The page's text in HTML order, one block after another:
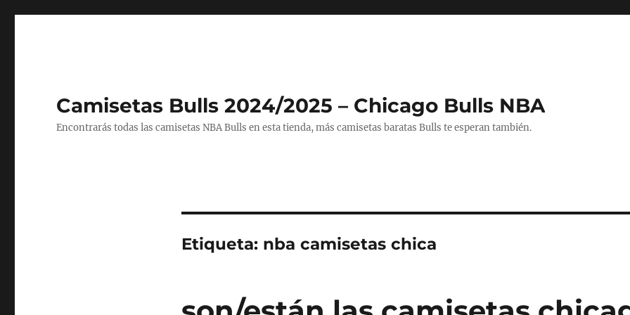
Camisetas Bulls 2024/2025 – Chicago Bulls NBA
Encontrarás todas las camisetas NBA Bulls en esta tienda, más camisetas baratas Bulls te esperan también.
Etiqueta: nba camisetas chica